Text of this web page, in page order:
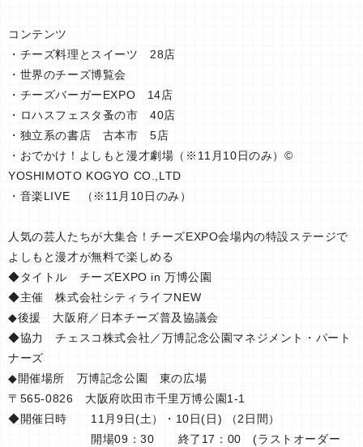
コンテンツ
・チーズ料理とスイーツ 28店
・世界のチーズ博覧会
・チーズバーガーEXPO 14店
・ロハスフェスタ蚤の市 40店
・独立系の書店 古本市 5店
・おでかけ！よしもと漫才劇場（※11月10日のみ）©
YOSHIMOTO KOGYO CO.,LTD
・音楽LIVE （※11月10日のみ）
人気の芸人たちが大集合！チーズEXPO会場内の特設ステージで
よしもと漫才が無料で楽しめる
◆タイトル チーズEXPO in 万博公園
◆主催 株式会社シティライフNEW
◆後援 大阪府／日本チーズ普及協議会
◆協力 チェスコ株式会社／万博記念公園マネジメント・パート
ナーズ
◆開催場所 万博記念公園 東の広場
〒565-0826 大阪府吹田市千里万博公園1-1
◆開催日時 11月9日(土）・10日(日) （2日間）
開場09：30 終了17：00 (ラストオーダー